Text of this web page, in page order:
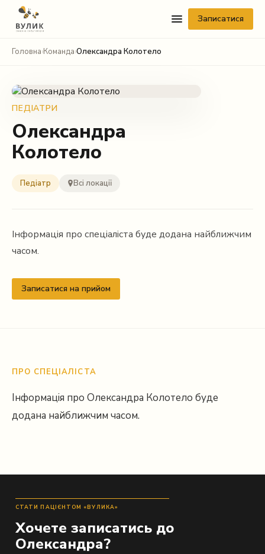
Записатися
Головна›Команда›Олександра Колотело
ПЕДІАТРИ
Олександра
Колотело
Педіатр Всі локації
Інформація про спеціаліста буде додана найближчим
часом.
Записатися на прийом
ПРО СПЕЦІАЛІСТА
Інформація про Олександра Колотело буде
додана найближчим часом.
СТАТИ ПАЦІЄНТОМ «ВУЛИКА»
Хочете записатись до
Олександра?
Telegram
Viber
Facebook Messenger